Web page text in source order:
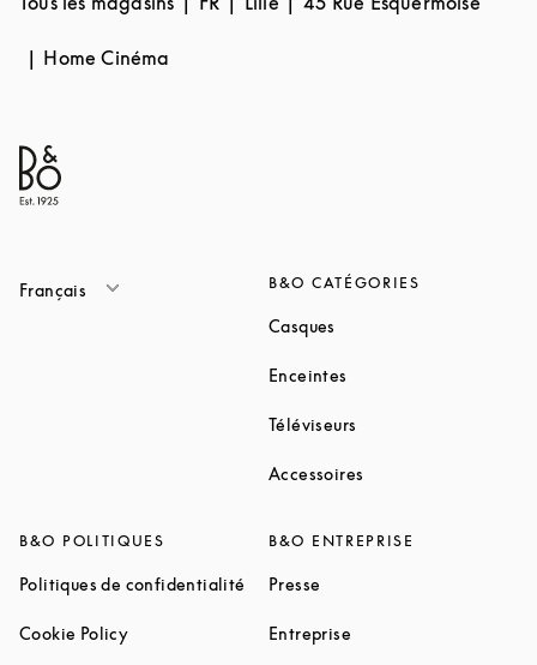
Home Cinéma
Français B&O CATÉGORIES
Casques
Enceintes
Téléviseurs
Accessoires
B&O POLITIQUES
Politiques de confidentialité Link Opens in New Tab
Cookie PolicyLink Opens in New Tab
B&O ENTREPRISE
Presse
Entreprise